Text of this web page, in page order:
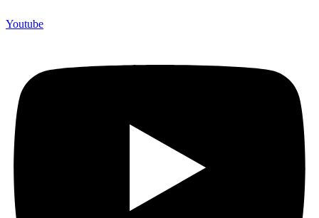
Youtube